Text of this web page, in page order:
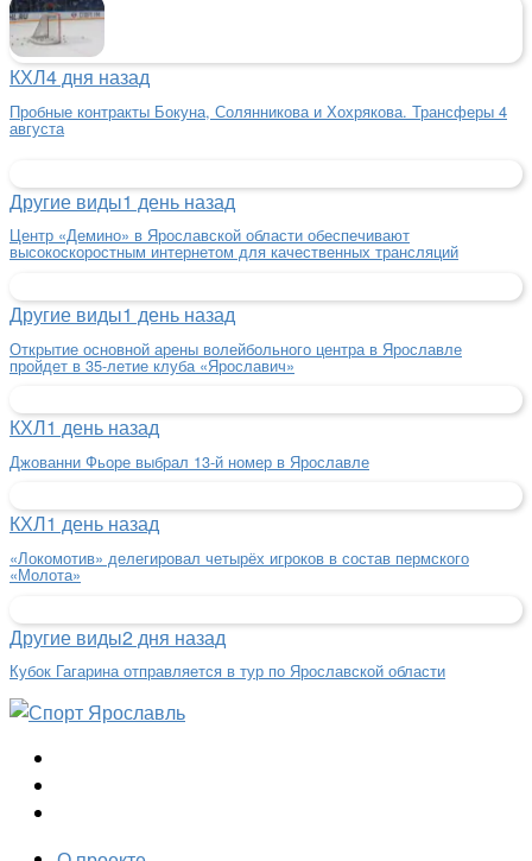
КХЛ4 дня назад
Пробные контракты Бокуна, Солянникова и Хохрякова. Трансферы 4
августа
Другие виды1 день назад
Центр «Демино» в Ярославской области обеспечивают
высокоскоростным интернетом для качественных трансляций
Другие виды1 день назад
Открытие основной арены волейбольного центра в Ярославле
пройдет в 35-летие клуба «Ярославич»
КХЛ1 день назад
Джованни Фьоре выбрал 13-й номер в Ярославле
КХЛ1 день назад
«Локомотив» делегировал четырёх игроков в состав пермского
«Молота»
Другие виды2 дня назад
Кубок Гагарина отправляется в тур по Ярославской области